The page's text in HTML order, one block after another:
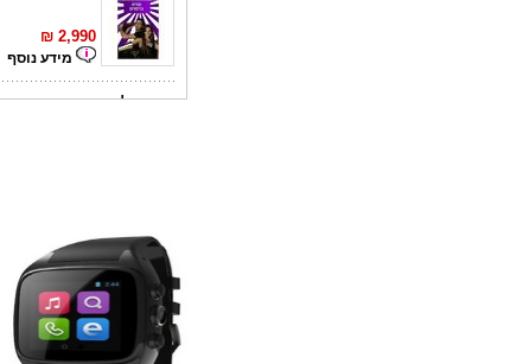
2,990
מידע נוסף
קורס פליירינג
150
מידע נוסף
נגן DVD קורא DIVX עם USB
מבית PIONEER